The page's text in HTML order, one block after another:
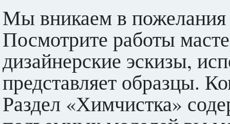
Мы вникаем в пожелания
Посмотрите работы
дизайнерские эскизы,
представляет образцы.
Раздел «Химчистка»